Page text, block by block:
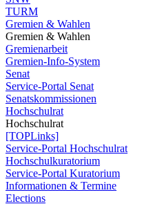
TURM
Gremien & Wahlen
Gremien & Wahlen
Gremienarbeit
Gremien-Info-System
Senat
Service-Portal Senat
Senatskommissionen
Hochschulrat
Hochschulrat
[TOPLinks]
Service-Portal Hochschulrat
Hochschulkuratorium
Service-Portal Kuratorium
Informationen & Termine
Elections